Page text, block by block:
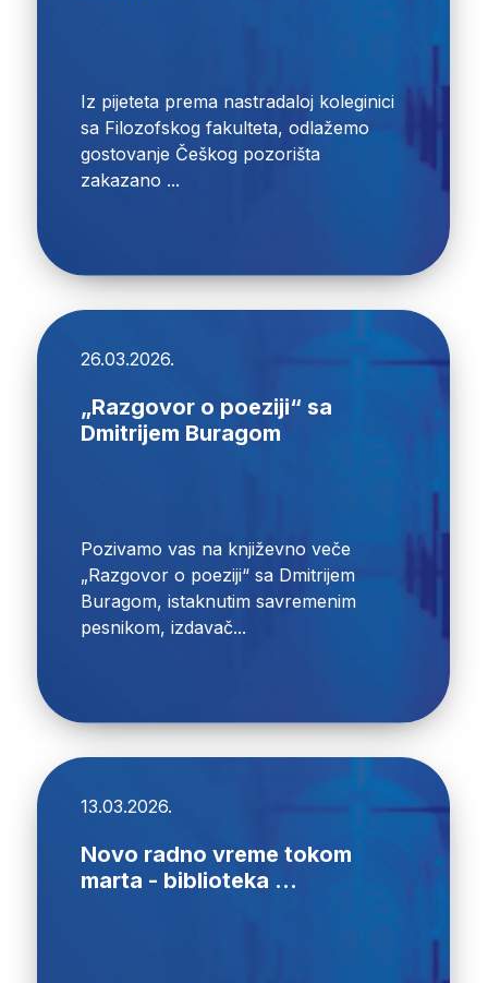
Iz pijeteta prema nastradaloj koleginici
sa Filozofskog fakulteta, odlažemo
gostovanje Češkog pozorišta
zakazano ...
26.03.2026.
„Razgovor o poeziji“ sa
Dmitrijem Buragom
Pozivamo vas na književno veče
„Razgovor o poeziji“ sa Dmitrijem
Buragom, istaknutim savremenim
pesnikom, izdavač...
13.03.2026.
Novo radno vreme tokom
marta - biblioteka ...